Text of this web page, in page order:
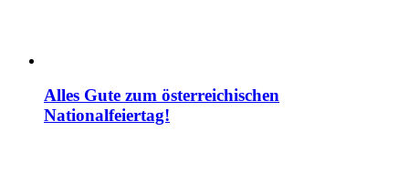
Alles Gute zum österreichischen
Nationalfeiertag!